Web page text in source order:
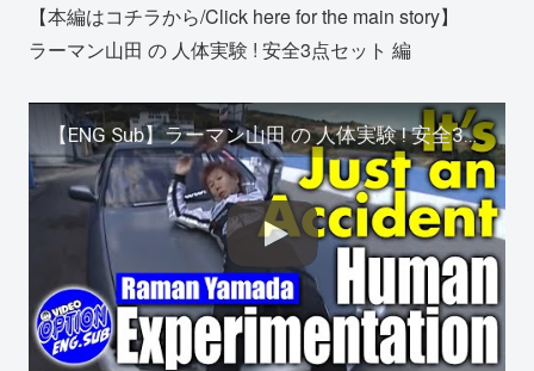
【本編はコチラから/Click here for the main story】
ラーマン山田 の 人体実験 ! 安全3点セット 編
【ENG Sub】ラーマン山田 の 人体実験 ! 安全3点セット 編 ～最終的に無理やり横転させるの巻～/ Raman Yamada's Human body Experiment